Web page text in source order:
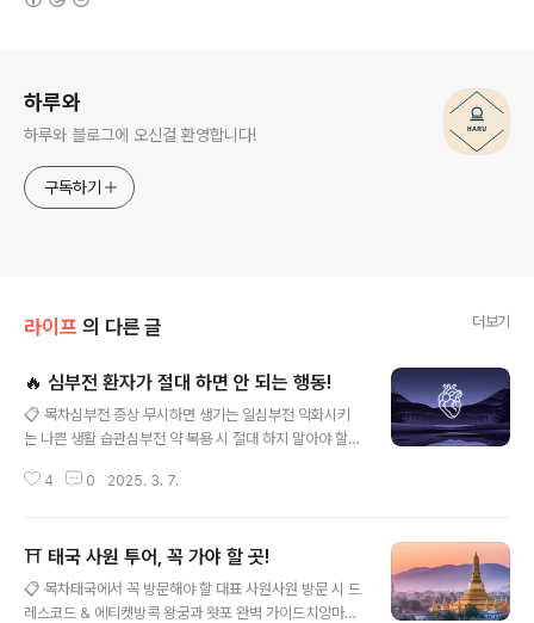
하루와
하루와 블로그에 오신걸 환영합니다!
구독하기
라이프 의 다른 글 더보기
🔥 심부전 환자가 절대 하면 안 되는 행동!
📋 목차심부전 증상 무시하면 생기는 일심부전 악화시키
는 나쁜 생활 습관심부전 약 복용 시 절대 하지 말아야 할
건강에 미치는 영향심부전 응급 상황 대처법, 반드시 알아
해 호흡곤란, 피로, 부종 등의 증상이 나타날 수 있어요. 심
부전은 적절한 관리가 없으면 악화될 가능성이 크기 때문
에, 환자들은 반드시 생활 습관을 조절해야 해요. 심부전 환
4 0 2025. 3. 7.
⛩️ 태국 사원 투어, 꼭 가야 할 곳!
📋 목차태국에서 꼭 방문해야 할 대표 사원사원 방문 시 드
레스코드 & 에티켓방콕 왕궁과 왓포 완벽 가이드치앙마이